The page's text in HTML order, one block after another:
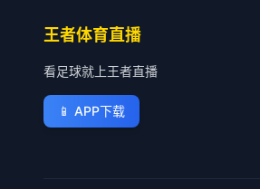
王者体育直播
看足球就上王者直播
📱 APP下载